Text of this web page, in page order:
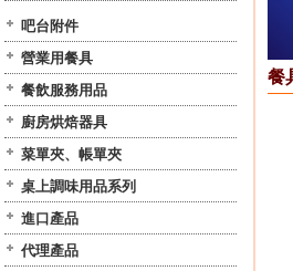
吧台附件
營業用餐具
餐飲服務用品
廚房烘焙器具
菜單夾、帳單夾
桌上調味用品系列
進口產品
代理產品
餐